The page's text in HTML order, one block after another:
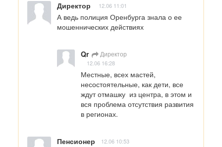
Директор 12.06 11:01
А ведь полиция Оренбурга знала о ее
мошеннических действиях
Qr Директор
12.06 16:28
Местные, всех мастей,
несостоятельные, как дети, все
ждут отмашку  из центра, в этом и
вся проблема отсутствия развития
в регионах.
Пенсионер 12.06 10:53